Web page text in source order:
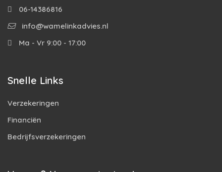
06-14386816
info@wamelinkadvies.nl
Ma - Vr 9:00 - 17:00
Snelle Links
Verzekeringen
Financiën
Bedrijfsverzekeringen